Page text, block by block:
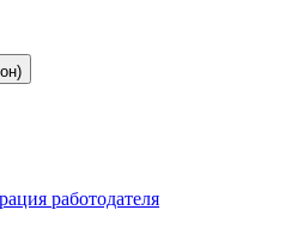
работодателя